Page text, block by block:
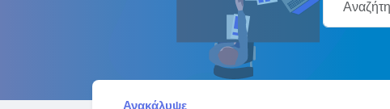
Ανακάλυψε